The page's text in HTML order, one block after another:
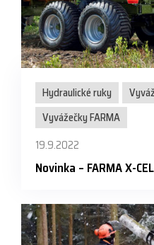
Hydraulické ruky
Vyvážečky FARMA
19.9.2022
Novinka – FARMA X-CEL